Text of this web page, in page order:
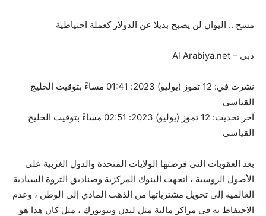
مسح .. اليوان لن يصبح بديلا عن الدولار كعملة احتياطية
دبي – Al Arabiya.net
نشرت في:
12 تموز (يوليو) 2023: 01:41 مساءً بتوقيت الخليج
القياسي
آخر تحديث:
12 تموز (يوليو) 2023: 02:51 مساءً بتوقيت الخليج
القياسي
بعد العقوبات التي فرضتها الولايات المتحدة والدول الغربية على
الأصول الروسية ، اتجهت البنوك المركزية وصناديق الثروة السيادية
العالمية إلى تحويل مشترياتها من الذهب المادي إلى الوطن ، وعدم
الاحتفاظ به في مراكز مالية مثل لندن ونيويورك ، مثل كان هذا هو